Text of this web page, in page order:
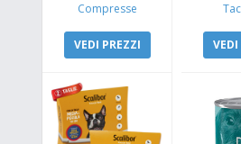
Compresse
VEDI PREZZI VEDI